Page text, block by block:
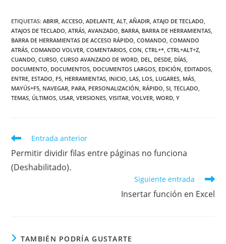
ETIQUETAS:ABRIR, ACCESO, ADELANTE, ALT, AÑADIR, ATAJO DE TECLADO,
ATAJOS DE TECLADO, ATRÁS, AVANZADO, BARRA, BARRA DE HERRAMIENTAS,
BARRA DE HERRAMIENTAS DE ACCESO RÁPIDO, COMANDO, COMANDO
ATRÁS, COMANDO VOLVER, COMENTARIOS, CON, CTRL+*, CTRL+ALT+Z,
CUANDO, CURSO, CURSO AVANZADO DE WORD, DEL, DESDE, DÍAS,
DOCUMENTO, DOCUMENTOS, DOCUMENTOS LARGOS, EDICIÓN, EDITADOS,
ENTRE, ESTADO, F5, HERRAMIENTAS, INICIO, LAS, LOS, LUGARES, MÁS,
MAYÚS+F5, NAVEGAR, PARA, PERSONALIZACIÓN, RÁPIDO, SI, TECLADO,
TEMAS, ÚLTIMOS, USAR, VERSIONES, VISITAR, VOLVER, WORD, Y
Leer
artículos
Entrada anterior
Permitir dividir filas entre páginas no funciona
(Deshabilitado).
Siguiente entrada
Insertar función en Excel
TAMBIÉN PODRÍA GUSTARTE